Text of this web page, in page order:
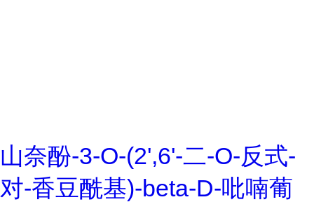
山奈酚-3-O-(2',6'-二-O-反式-
对-香豆酰基)-beta-D-吡喃葡